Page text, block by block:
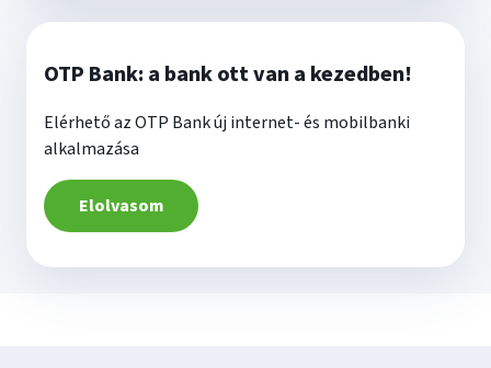
OTP Bank: a bank ott van a kezedben!
Elérhető az OTP Bank új internet- és mobilbanki
alkalmazása
Elolvasom